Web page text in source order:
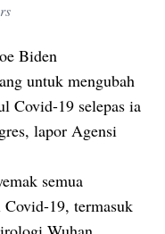
Biden
untuk mengubah
Covid-19 selepas ia
lapor Agensi
semua
19, termasuk